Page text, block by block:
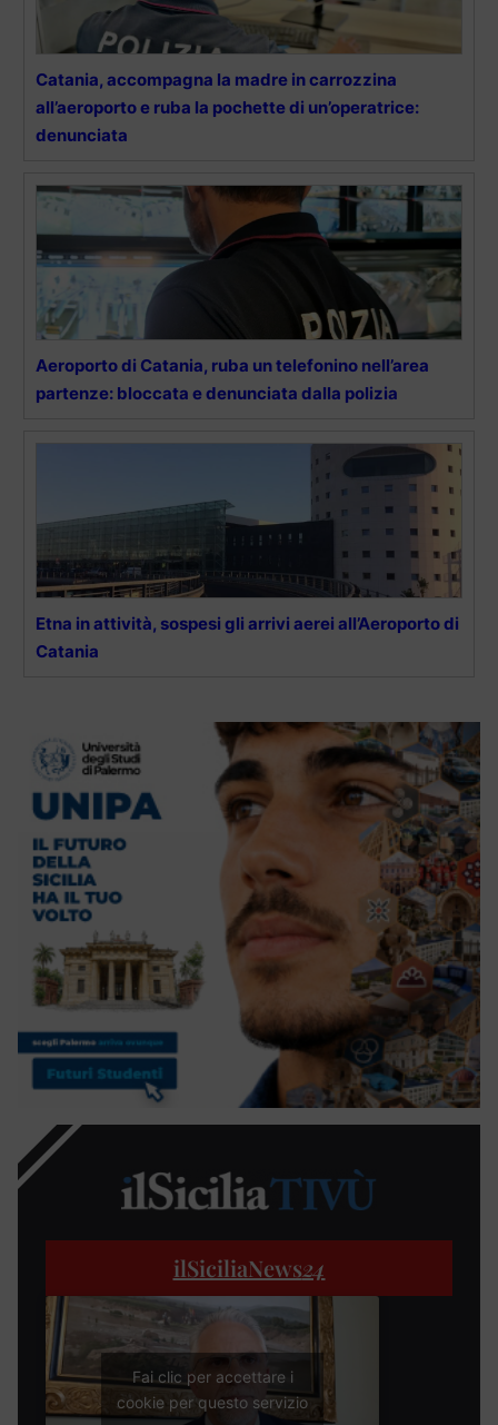
Catania, accompagna la madre in carrozzina
all’aeroporto e ruba la pochette di un’operatrice:
denunciata
Aeroporto di Catania, ruba un telefonino nell’area
partenze: bloccata e denunciata dalla polizia
Etna in attività, sospesi gli arrivi aerei all’Aeroporto di
Catania
ilSiciliaNews24
Fai clic per accettare i
cookie per questo servizio